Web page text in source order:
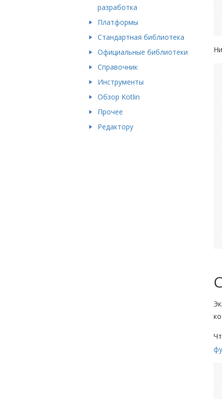
разработка
Платформы
Стандартная библиотека
Официальные библиотеки
Справочник
Инструменты
Обзор Kotlin
Прочее
Редактору